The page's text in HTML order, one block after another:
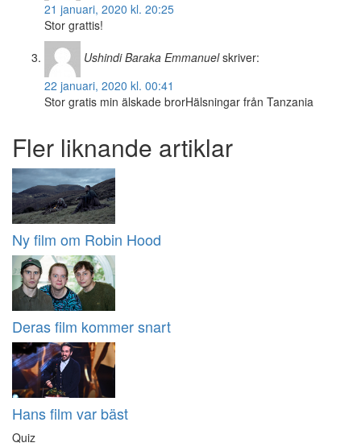
21 januari, 2020 kl. 20:25
Stor grattis!
Ushindi Baraka Emmanuel skriver:
22 januari, 2020 kl. 00:41
Stor gratis min älskade brorHälsningar från Tanzania
Fler liknande artiklar
Ny film om Robin Hood
Deras film kommer snart
Hans film var bäst
Quiz